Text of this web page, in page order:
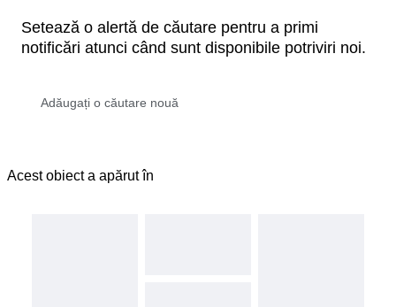
Setează o alertă de căutare pentru a primi
notificări atunci când sunt disponibile potriviri noi.
Acest obiect a apărut în